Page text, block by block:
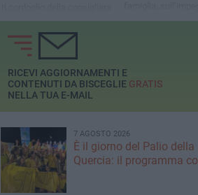
regionale
diventando punto
RICEVI AGGIORNAMENTI E
CONTENUTI DA BISCEGLIE GRATIS
NELLA TUA E-MAIL
7 AGOSTO 2026
È il giorno del Palio della
Quercia: il programma